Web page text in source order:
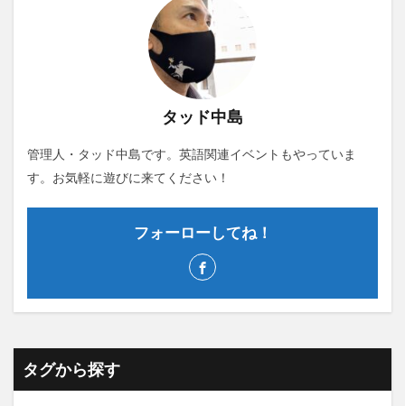
タッド中島
管理人・タッド中島です。英語関連イベントもやっていま
す。お気軽に遊びに来てください！
フォーローしてね！
タグから探す